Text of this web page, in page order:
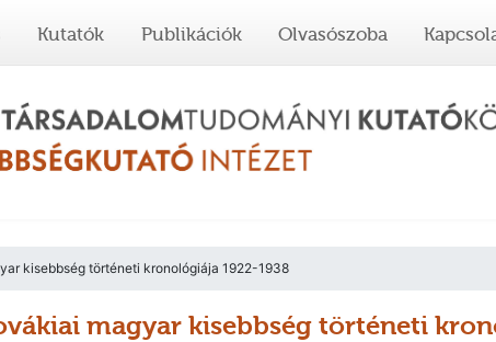
Kutatók Publikációk Olvasószoba
kisebbség történeti kronológiája 1922-1938
magyar kisebbség történeti